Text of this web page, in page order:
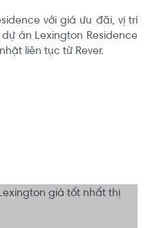
với giá ưu đãi, vị trí
án Lexington Residence
liên tục từ Rever.